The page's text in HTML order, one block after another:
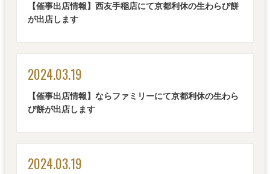
【催事出店情報】西友手稲店にて京都利休の生わらび餅
が出店します
2024.03.19
【催事出店情報】ならファミリーにて京都利休の生わら
び餅が出店します
2024.03.19